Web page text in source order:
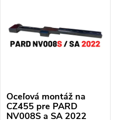
v
Oceľová montáž na
CZ455 pre PARD
NV008S a SA 2022